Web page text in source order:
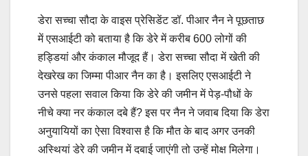
डेरा सच्चा सौदा के वाइस प्रेसिडेंट डॉ. पीआर नैन ने पूछताछ
में एसआईटी को बताया है कि डेरे में करीब 600 लोगों की
हड्डियां और कंकाल मौजूद हैं। डेरा सच्चा सौदा में खेती की
देखरेख का जिम्मा पीआर नैन का है। इसलिए एसआईटी ने
उनसे पहला सवाल किया कि डेरे की जमीन में पेड़-पौधों के
नीचे क्या नर कंकाल दबे हैं? इस पर नैन ने जवाब दिया कि डेरा
अनुयायियों का ऐसा विश्वास है कि मौत के बाद अगर उनकी
अस्थियां डेरे की जमीन में दबाई जाएंगी तो उन्हें मोक्ष मिलेगा।